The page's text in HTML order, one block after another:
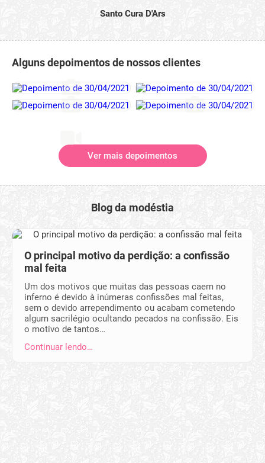
Santo Cura D'Ars
Alguns depoimentos de nossos clientes
Ver mais depoimentos
Blog da modéstia
O principal motivo da perdição: a confissão
mal feita
Um dos motivos que muitas das pessoas caem no
inferno é devido à inúmeras confissões mal feitas,
sem o devido arrependimento ou acabam cometendo
algum sacrilégio ocultando pecados na confissão. Eis
o motivo de tantos…
Continuar lendo…